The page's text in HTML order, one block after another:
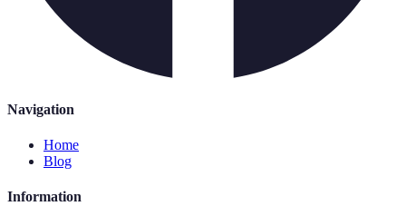
Navigation
Home
Blog
Information